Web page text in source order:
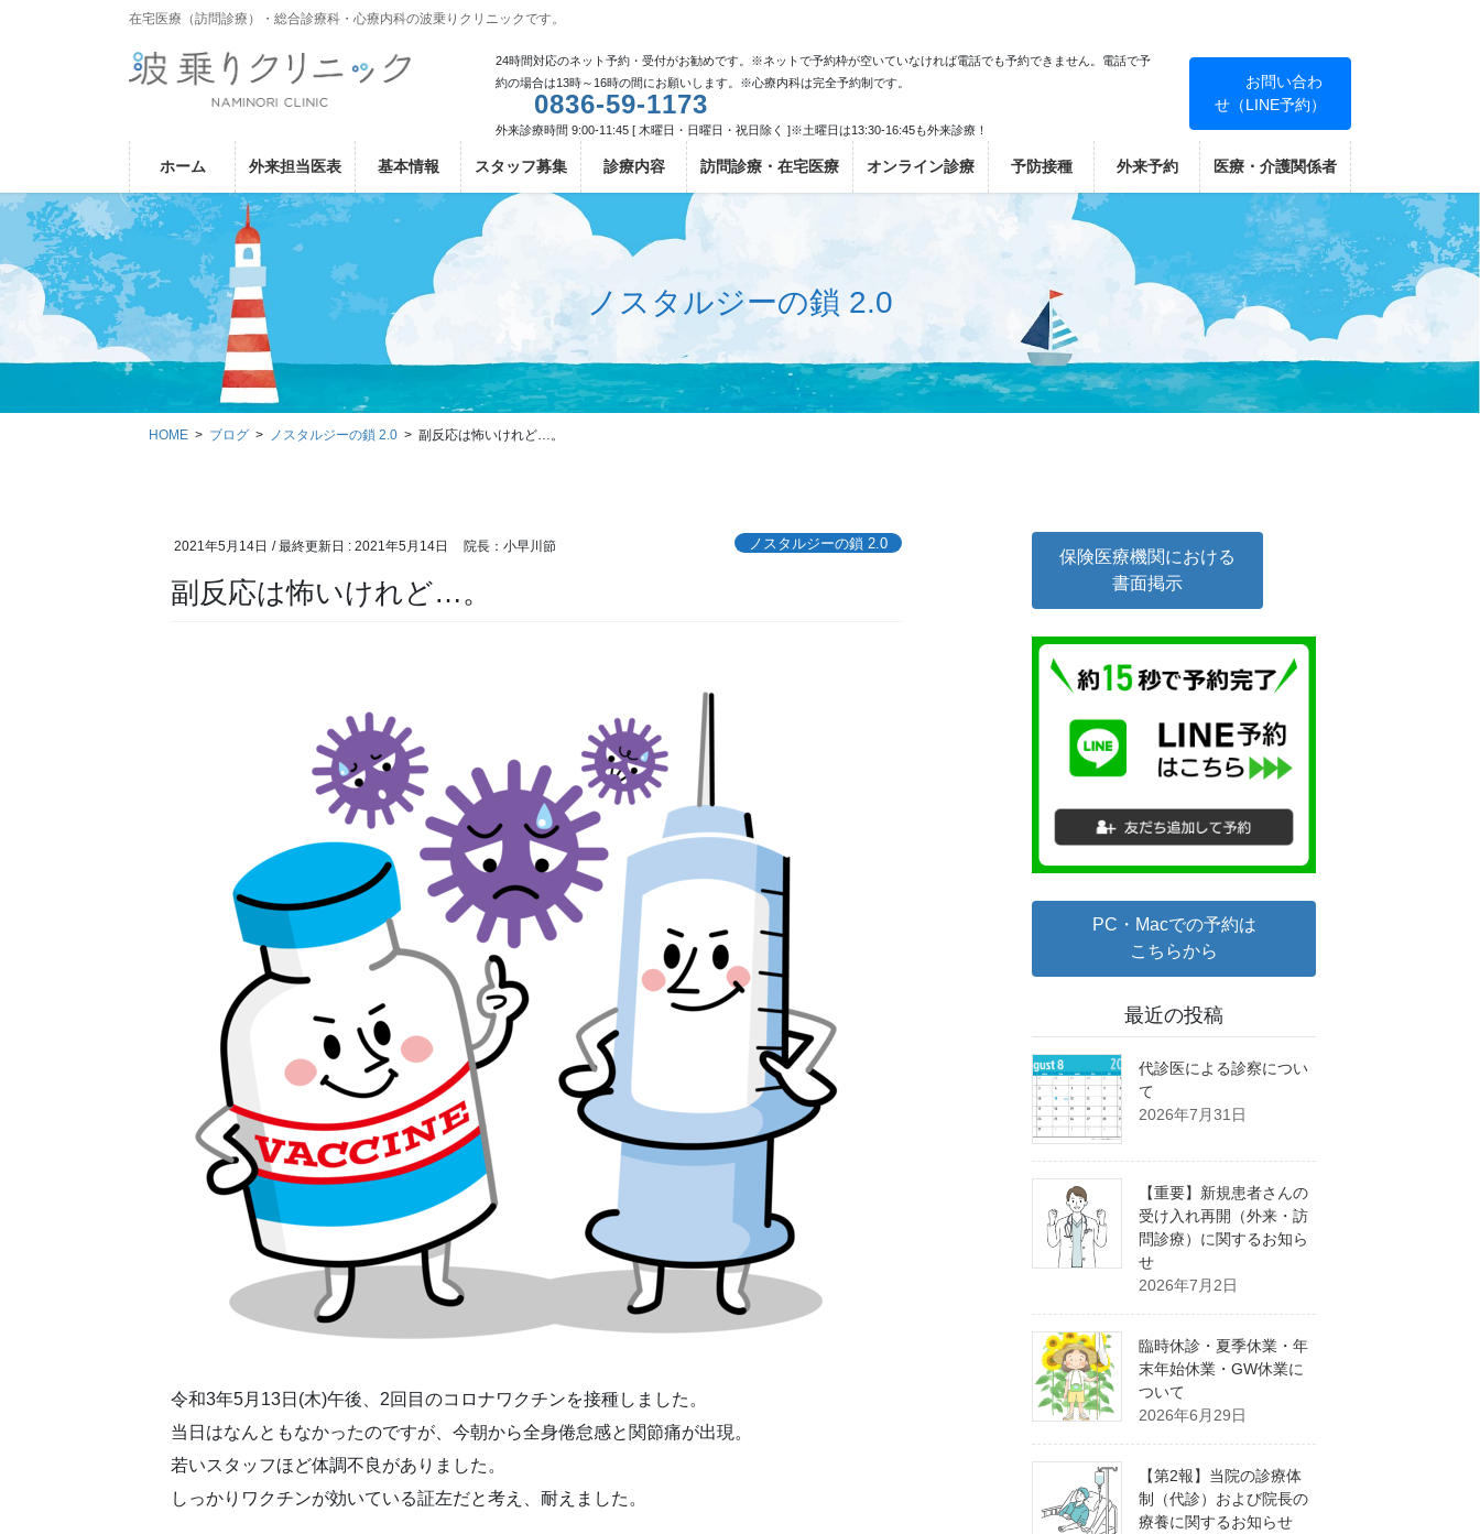
動
に
在宅医療（訪問診療）・総合診療科・心療内科の波乗りクリニックです。
24時間対応のネット予約・受付がお勧めです。※ネットで予約枠が空いていなければ電話でも予約できません。電話で予
約の場合は13時～16時の間にお願いします。※心療内科は完全予約制です。
0836-59-1173
外来診療時間 9:00-11:45 [ 木曜日・日曜日・祝日除く ]※土曜日は13:30-16:45も外来診療！
お問い合わ
せ（LINE予約）
ホーム 外来担当医表 基本情報 スタッフ募集 診療内容 訪問診療・在宅医療 オンライン診療 予防接種 外来予約 医療・介護関係者
ノスタルジーの鎖 2.0
HOME ブログ ノスタルジーの鎖 2.0 副反応は怖いけれど…。
2021年5月14日 / 最終更新日 :2021年5月14日 院長：小早川節 ノスタルジーの鎖 2.0
副反応は怖いけれど…。
令和3年5月13日(木)午後、2回目のコロナワクチンを接種しました。
当日はなんともなかったのですが、今朝から全身倦怠感と関節痛が出現。
若いスタッフほど体調不良がありました。
しっかりワクチンが効いている証左だと考え、耐えました。
保険医療機関における
書面掲示
PC・Macでの予約は
こちらから
最近の投稿
代診医による診察につい
て
2026年7月31日
【重要】新規患者さんの
受け入れ再開（外来・訪
問診療）に関するお知ら
せ
2026年7月2日
臨時休診・夏季休業・年
末年始休業・GW休業に
ついて
2026年6月29日
【第2報】当院の診療体
制（代診）および院長の
療養に関するお知らせ